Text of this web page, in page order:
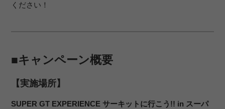
ください！
■キャンペーン概要
【実施場所】
SUPER GT EXPERIENCE サーキットに行こう!! in スーパ